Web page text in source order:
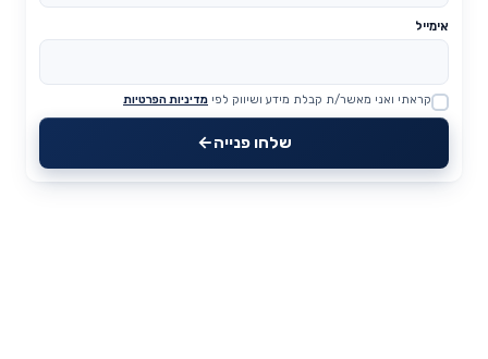
אימייל
Website
קראתי ואני מאשר/ת קבלת מידע ושיווק לפי מדיניות הפרטיות
שלחו פנייה